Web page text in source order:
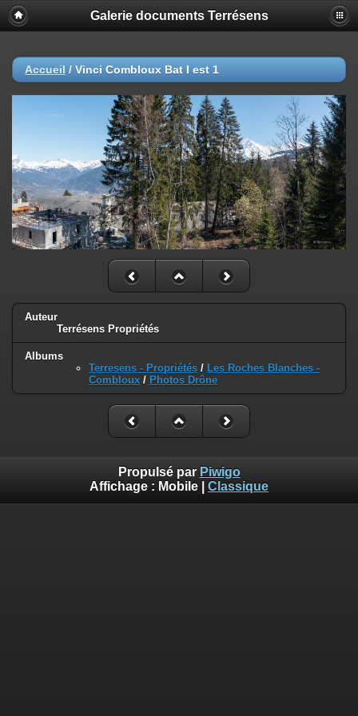
Galerie documents Terrésens
Accueil / Vinci Combloux Bat I est 1
Auteur
Terrésens Propriétés
Albums
Terresens - Propriétés / Les Roches Blanches -
Combloux / Photos Drône
Propulsé par Piwigo
Affichage : Mobile Classique